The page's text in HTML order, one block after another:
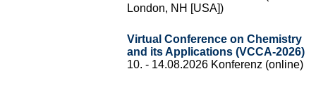
London, NH [USA])
Virtual Conference on Chemistry
and its Applications (VCCA-2026)
10. - 14.08.2026 Konferenz (online)